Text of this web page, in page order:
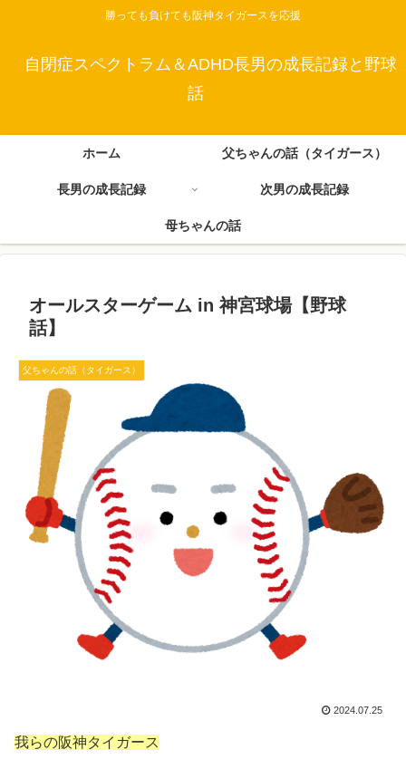
勝っても負けても阪神タイガースを応援
自閉症スペクトラム＆ADHD長男の成長記録と野球
話
ホーム 父ちゃんの話（タイガース）
長男の成長記録 次男の成長記録
母ちゃんの話
オールスターゲーム in 神宮球場【野球
話】
父ちゃんの話（タイガース）
2024.07.25
我らの阪神タイガース